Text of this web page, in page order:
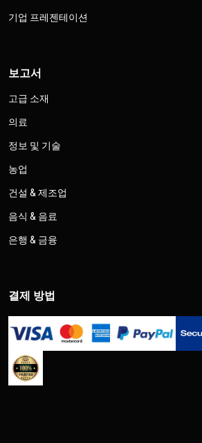
기업 프레젠테이션
보고서
고급 소재
의료
정보 및 기술
농업
건설 & 제조업
음식 & 음료
은행 & 금융
결제 방법